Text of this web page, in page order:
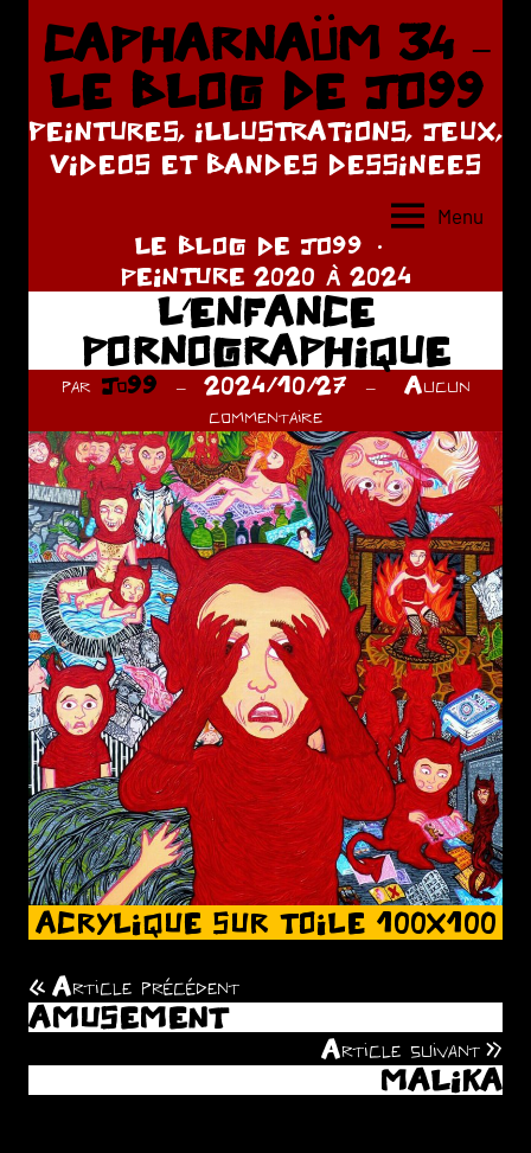
Aller
contenu
CAPHARNAÜM 34 –
LE BLOG DE JO99
PEINTURES, ILLUSTRATIONS, JEUX,
VIDEOS ET BANDES DESSINEES
Menu
LE BLOG DE JO99
PEINTURE 2020 À 2024
L’ENFANCE
PORNOGRAPHIQUE
par Jo99 2024/10/27
Aucun
commentaire
ACRYLIQUE SUR TOILE 100X100
Navigation
de
l’article
Article précédent
AMUSEMENT
Article suivant
MALIKA